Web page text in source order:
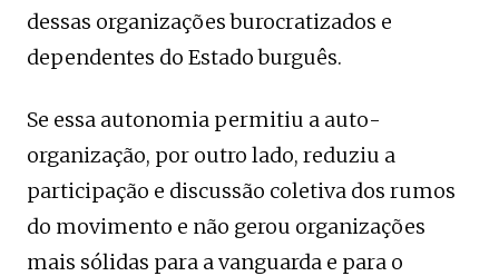
dessas organizações burocratizados e
dependentes do Estado burguês.
Se essa autonomia permitiu a auto-
organização, por outro lado, reduziu a
participação e discussão coletiva dos rumos
do movimento e não gerou organizações
mais sólidas para a vanguarda e para o